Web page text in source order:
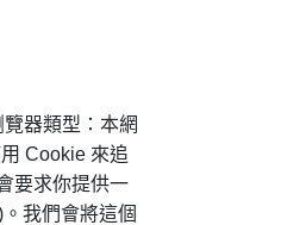
器類型：本網
Cookie 來追
要求你提供一
我們會將這個